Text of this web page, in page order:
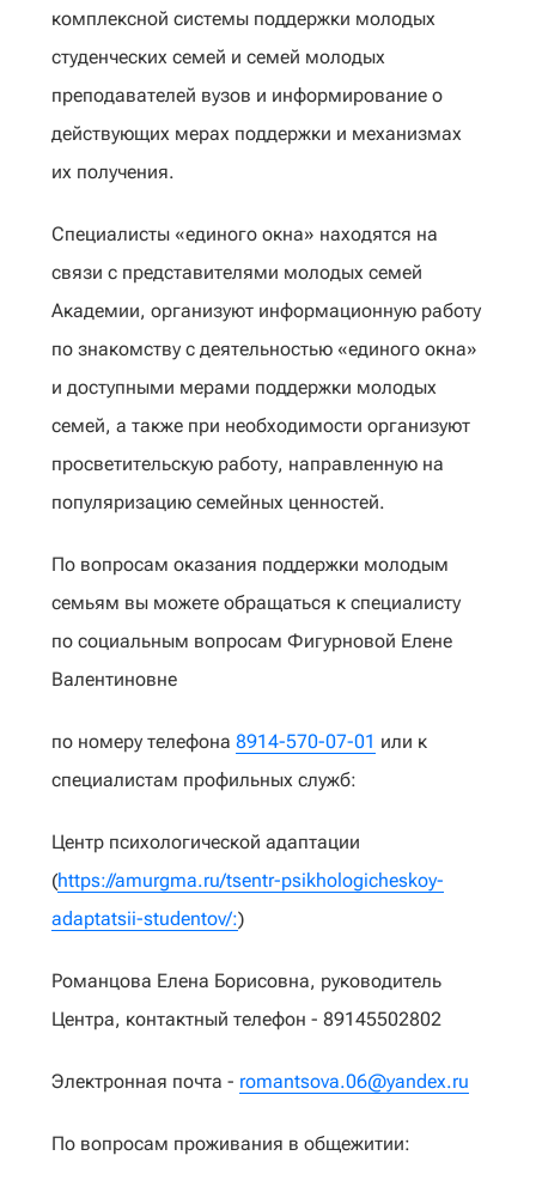
комплексной системы поддержки молодых
студенческих семей и семей молодых
преподавателей вузов и информирование о
действующих мерах поддержки и механизмах
их получения.
Специалисты «единого окна» находятся на
связи с представителями молодых семей
Академии, организуют информационную работу
по знакомству с деятельностью «единого окна»
и доступными мерами поддержки молодых
семей, а также при необходимости организуют
просветительскую работу, направленную на
популяризацию семейных ценностей.
По вопросам оказания поддержки молодым
семьям вы можете обращаться к специалисту
по социальным вопросам Фигурновой Елене
Валентиновне
по номеру телефона 8914-570-07-01 или к
специалистам профильных служб:
Центр психологической адаптации
(https://amurgma.ru/tsentr-psikhologicheskoy-
adaptatsii-studentov/:)
Романцова Елена Борисовна, руководитель
Центра, контактный телефон - 89145502802
Электронная почта - romantsova.06@yandex.ru
По вопросам проживания в общежитии: